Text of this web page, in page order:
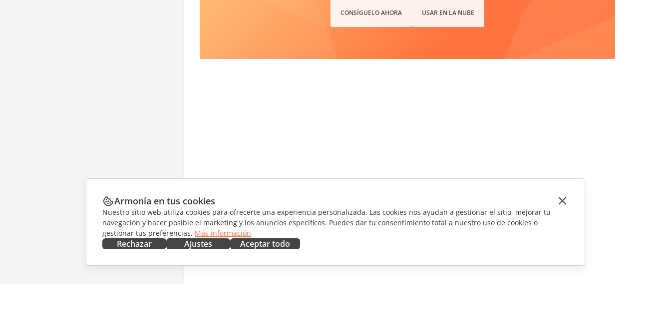
CONSÍGUELO AHORA USAR EN LA NUBE
Armonía en tus cookies
Nuestro sitio web utiliza cookies para ofrecerte una experiencia personalizada. Las cookies nos ayudan a gestionar el sitio, mejorar tu
navegación y hacer posible el marketing y los anuncios específicos. Puedes dar tu consentimiento total a nuestro uso de cookies o
gestionar tus preferencias. Más información
Rechazar Ajustes Aceptar todo